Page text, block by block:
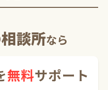
ら
談所なら